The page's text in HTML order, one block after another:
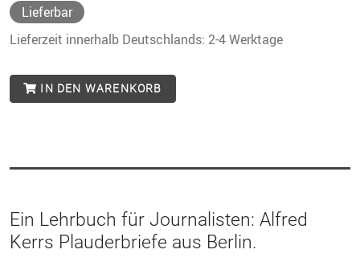
Lieferbar
Lieferzeit innerhalb Deutschlands: 2-4 Werktage
IN DEN WARENKORB
Ein Lehrbuch für Journalisten: Alfred
Kerrs Plauderbriefe aus Berlin.